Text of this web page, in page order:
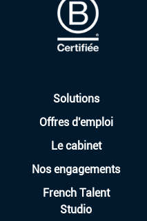
Solutions
Offres d'emploi
Le cabinet
Nos engagements
French Talent
Studio